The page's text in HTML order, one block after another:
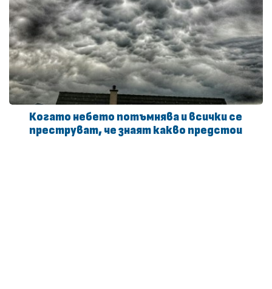
Когато небето потъмнява и всички се
преструват, че знаят какво предстои